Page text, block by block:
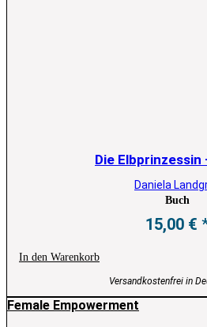
Die Elbprinzessin
Daniela
Buch
15,00 €
In den Warenkorb
Versandkostenfrei in
Female Empowerment